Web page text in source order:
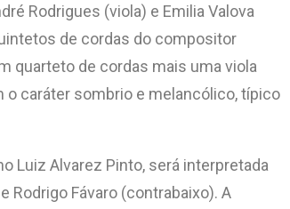
Rodrigues (viola) e Emilia Valova
de cordas do compositor
quarteto de cordas mais uma viola
o caráter sombrio e melancólico, típico
Luiz Alvarez Pinto, será interpretada
Rodrigo Fávaro (contrabaixo). A